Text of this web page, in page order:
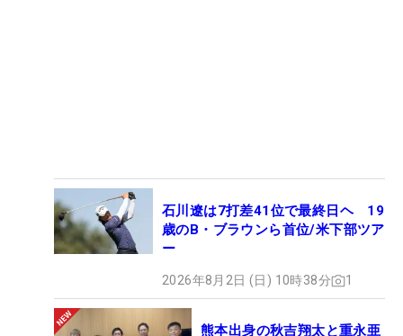
石川遼は7打差41位で最終日ヘ 19
歳のB・ブラウンら首位/米下部ツア
ー
2026年8月2日 (日) 10時38分 1
熊本出身の秋吉翔太と重永亜